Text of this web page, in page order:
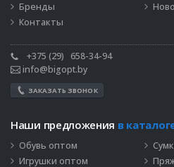
Бренды
Контакты
+375 (29)
658-34-94
info@bigopt.by
ЗАКАЗАТЬ ЗВОНОК
Наши предложения в
Обувь оптом
Игрушки оптом